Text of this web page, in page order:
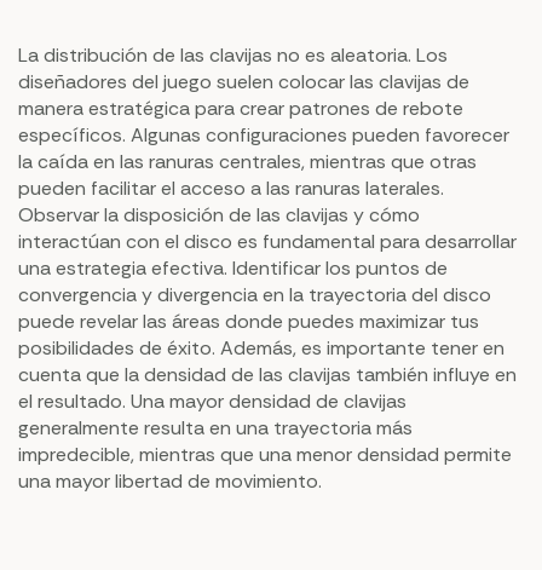
La distribución de las clavijas no es aleatoria. Los
diseñadores del juego suelen colocar las clavijas de
manera estratégica para crear patrones de rebote
específicos. Algunas configuraciones pueden favorecer
la caída en las ranuras centrales, mientras que otras
pueden facilitar el acceso a las ranuras laterales.
Observar la disposición de las clavijas y cómo
interactúan con el disco es fundamental para desarrollar
una estrategia efectiva. Identificar los puntos de
convergencia y divergencia en la trayectoria del disco
puede revelar las áreas donde puedes maximizar tus
posibilidades de éxito. Además, es importante tener en
cuenta que la densidad de las clavijas también influye en
el resultado. Una mayor densidad de clavijas
generalmente resulta en una trayectoria más
impredecible, mientras que una menor densidad permite
una mayor libertad de movimiento.